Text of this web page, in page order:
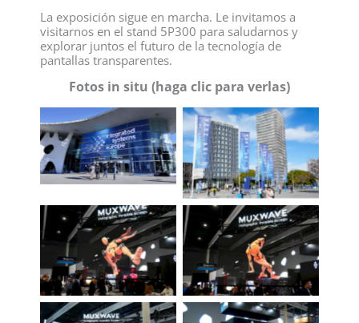
La exposición sigue en marcha. Le invitamos a
visitarnos en el stand 5P300 para saludarnos y
explorar juntos el futuro de la tecnología de
pantallas transparentes.
Fotos in situ (haga clic para verlas)